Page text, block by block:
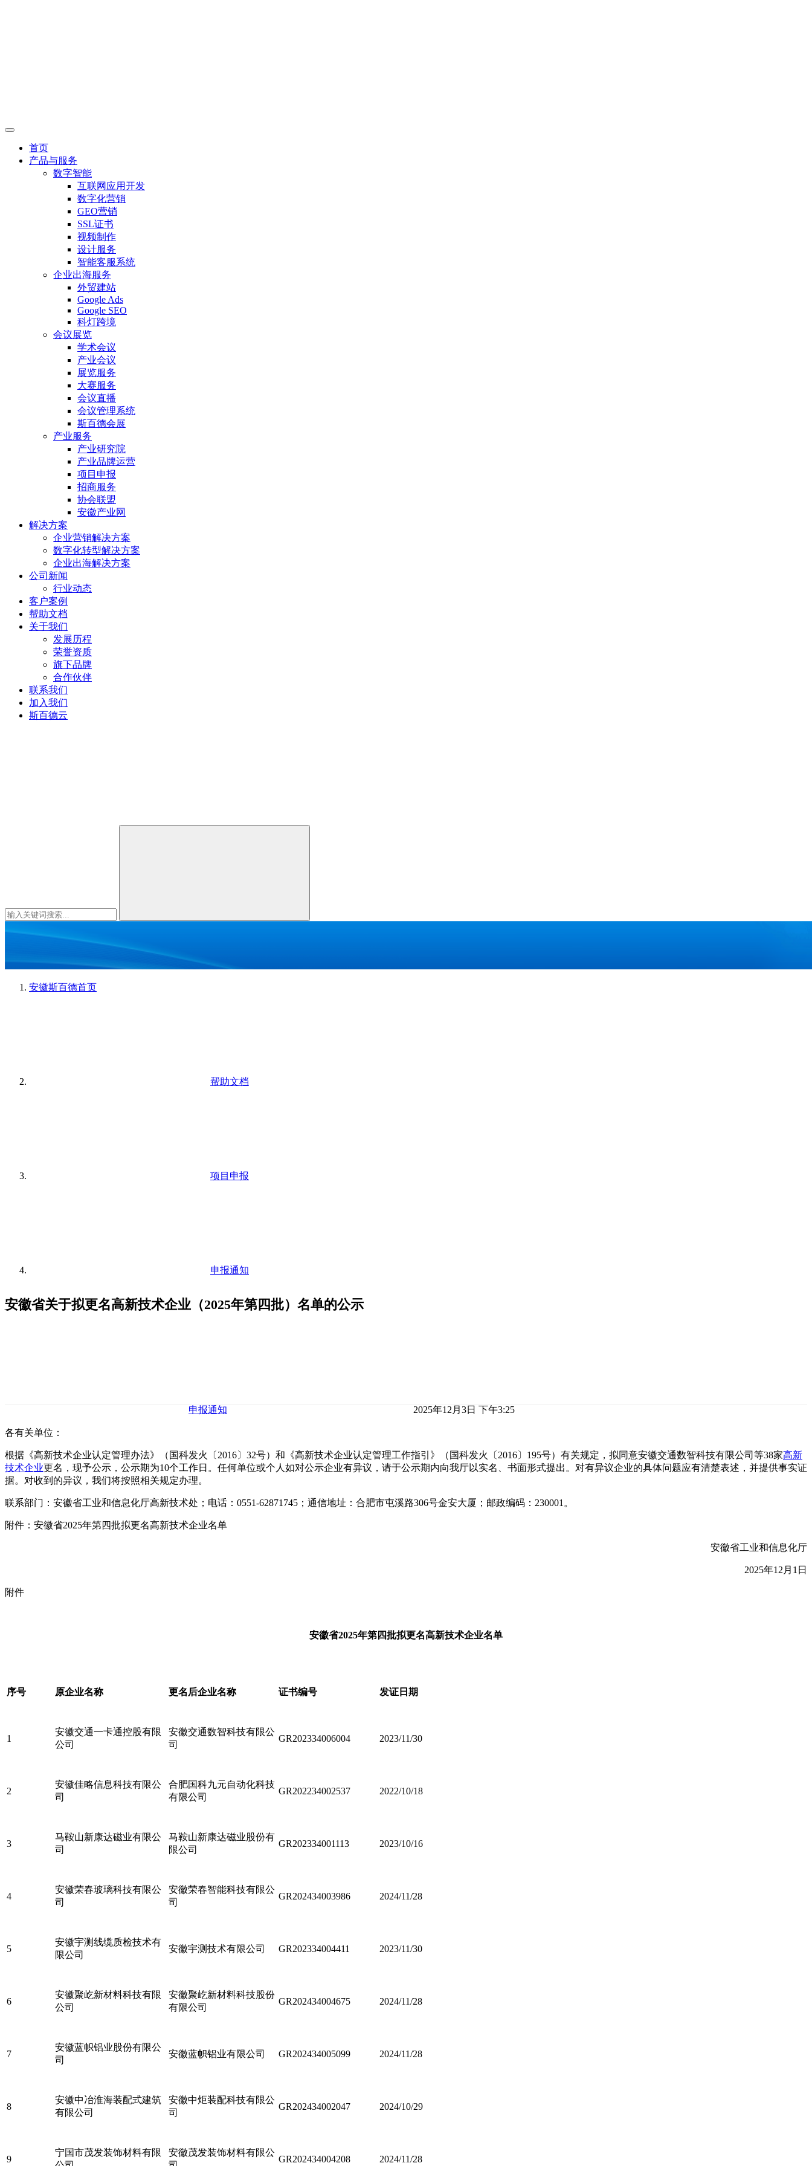
首页
产品与服务
数字智能
互联网应用开发
数字化营销
GEO营销
SSL证书
视频制作
设计服务
智能客服系统
企业出海服务
外贸建站
Google Ads
Google SEO
科灯跨境
会议展览
学术会议
产业会议
展览服务
大赛服务
会议直播
会议管理系统
斯百德会展
产业服务
产业研究院
产业品牌运营
项目申报
招商服务
协会联盟
安徽产业网
解决方案
企业营销解决方案
数字化转型解决方案
企业出海解决方案
公司新闻
行业动态
客户案例
帮助文档
关于我们
发展历程
荣誉资质
旗下品牌
合作伙伴
联系我们
加入我们
斯百德云
安徽斯百德首页
帮助文档
项目申报
申报通知
安徽省关于拟更名高新技术企业（2025年第四批）名单的公示
申报通知 2025年12月3日 下午3:25
各有关单位：
根据《高新技术企业认定管理办法》（国科发火〔2016〕32号）和《高新技术企业认定管理工作指引》（国科发火〔2016〕195号）有关规定，拟同意安徽交通数智科技有限公司等38家高新
技术企业更名，现予公示，公示期为10个工作日。任何单位或个人如对公示企业有异议，请于公示期内向我厅以实名、书面形式提出。对有异议企业的具体问题应有清楚表述，并提供事实证
据。对收到的异议，我们将按照相关规定办理。
联系部门：安徽省工业和信息化厅高新技术处；电话：0551-62871745；通信地址：合肥市屯溪路306号金安大厦；邮政编码：230001。
附件：安徽省2025年第四批拟更名高新技术企业名单
安徽省工业和信息化厅
2025年12月1日
附件
安徽省2025年第四批拟更名高新技术企业名单
序号 原企业名称 更名后企业名称 证书编号 发证日期
1
安徽交通一卡通控股有限
公司
安徽交通数智科技有限公
司
GR202334006004 2023/11/30
2
安徽佳略信息科技有限公
司
合肥国科九元自动化科技
有限公司
GR202234002537 2022/10/18
3
马鞍山新康达磁业有限公
司
马鞍山新康达磁业股份有
限公司
GR202334001113 2023/10/16
4
安徽荣春玻璃科技有限公
司
安徽荣春智能科技有限公
司
GR202434003986 2024/11/28
5
安徽宇测线缆质检技术有
限公司
安徽宇测技术有限公司 GR202334004411 2023/11/30
6
安徽聚屹新材料科技有限
公司
安徽聚屹新材料科技股份
有限公司
GR202434004675 2024/11/28
7
安徽蓝帜铝业股份有限公
司
安徽蓝帜铝业有限公司 GR202434005099 2024/11/28
8
安徽中冶淮海装配式建筑
有限公司
安徽中炬装配科技有限公
司
GR202434002047 2024/10/29
9
宁国市茂发装饰材料有限
安徽茂发装饰材料有限公
GR202434004208 2024/11/28